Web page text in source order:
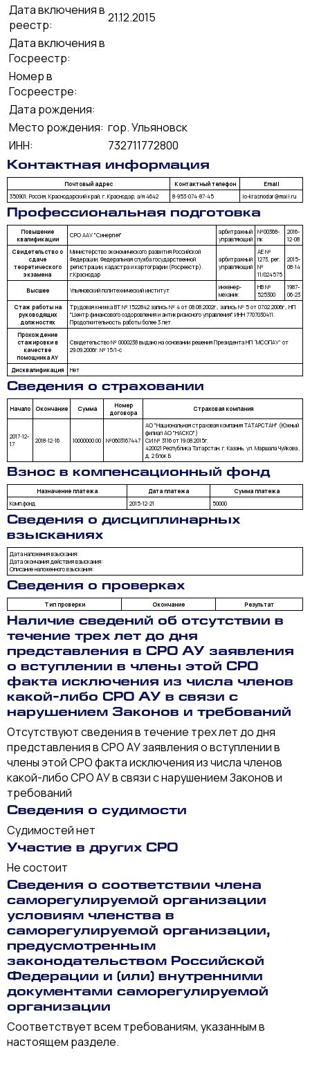
Дата включения в
реестр:
21.12.2015
Дата включения в
Госреестр:
Номер в
Госреестре:
Дата рождения:
Место рождения: гор. Ульяновск
ИНН:
732711772800
Контактная информация
Почтовый адрес Контактный телефон
Email
350901, Россия, Краснодарский край, г. Краснодар, а/я 4642
8-953-074-87-45 io-krasnodar@mail.ru
Профессиональная подготовка
Повышение
квалификации
СРО ААУ "Синергия"
арбитражный
управляющий
№00368-
пк
2016-
12-08
Свидетельство о
сдаче
теоретического
экзамена
Министерство экономического развития Российской
Федерации, Федеральная служба государственной
регистрации, кадастра и картографии (Росреестр).
г.Краснодар
арбитражный
управляющий
АЕ №
1273, рег.
№
11/024575
2015-
08-14
Высшее Ульяновский политехнический институт
инженер-
механик
НВ №
525300
1987-
06-23
Стаж работы на
руководящих
должностях
Трудовая книжка ВТ № 1522842 запись № 4 от 08.08.2002г., запись № 5 от 07.02.2006г., НП
"Центр финансового оздоровления и антикризисного управления". ИНН 7707030411.
Продолжительность работы более 3 лет.
Прохождение
стажировки в
качестве
помощника АУ
Свидетельство № 0000238 выдано на основании решения Президента НП “МСОПАУ” от
29.09.2006г. № 15/1-с
Дисквалификация Нет
Сведения о страховании
Начало Окончание Сумма
Номер
договора
Страховая компания
2017-12-
17
2018-12-16 10000000.00 №0603167447
АО "Национальная страховая компания ТАТАРСТАН" (Южный
филиал АО "НАСКО")
СИ № 3116 от 19.08.2015г.
420021 Республика Татарстан, г. Казань, ул. Маршала Чуйкова ,
д. 2 блок Б
Взнос в компенсационный фонд
Назначение платежа Дата платежа
Сумма платежа
Комп.фонд
2015-12-21 50000
Сведения о дисциплинарных
взысканиях
Дата наложения взыскания:
Дата окончания действия взыскания:
Описание наложенного взыскания:
Сведения о проверках
Тип проверки Окончание Результат
Наличие сведений об отсутствии в
течение трех лет до дня
представления в СРО АУ заявления
о вступлении в члены этой СРО
факта исключения из числа членов
какой-либо СРО АУ в связи с
нарушением Законов и требований
Отсутствуют сведения в течение трех лет до дня
представления в СРО АУ заявления о вступлении в
члены этой СРО факта исключения из числа членов
какой-либо СРО АУ в связи с нарушением Законов и
требований
Сведения о судимости
Судимостей нет
Участие в других СРО
Не состоит
Сведения о соответствии члена
саморегулируемой организации
условиям членства в
саморегулируемой организации,
предусмотренным
законодательством Российской
Федерации и (или) внутренними
документами саморегулируемой
организации
Соответствует всем требованиям, указанным в
настоящем разделе.